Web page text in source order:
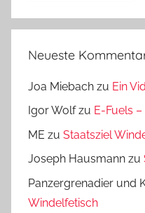
Neueste
Joa Miebach zu Ein
Igor Wolfzu E-Fuels
ME zu Staatsziel
Joseph Hausmann zu
Panzergrenadier und
Windelfetisch